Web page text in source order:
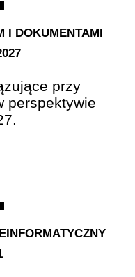
I DOKUMENTAMI
przy
perspektywie